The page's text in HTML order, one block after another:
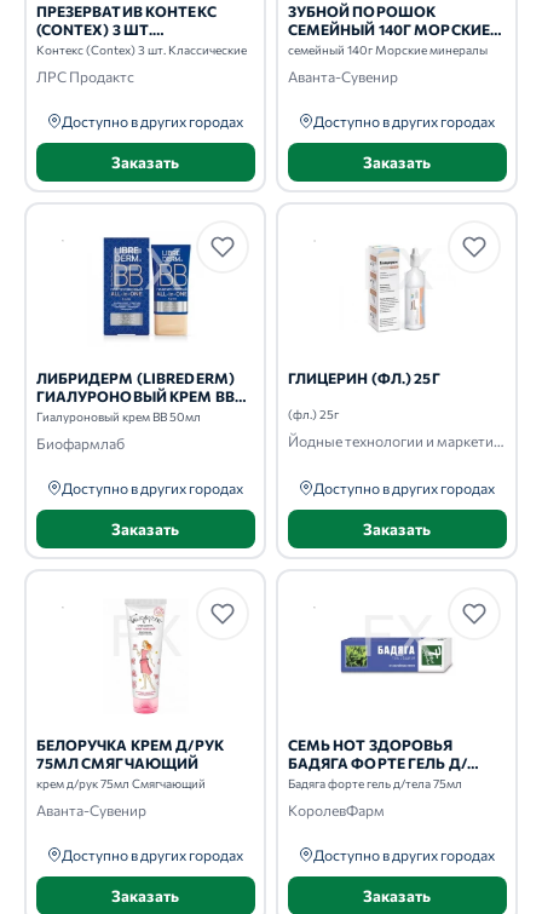
ПРЕЗЕРВАТИВ КОНТЕКС
(CONTEX) 3 ШТ.
КЛАССИЧЕСКИЕ
Контекс (Contex) 3 шт. Классические
ЛРС Продактс
Доступно в других городах
Заказать
ЗУБНОЙ ПОРОШОК
СЕМЕЙНЫЙ 140Г МОРСКИЕ
МИНЕРАЛЫ
семейный 140г Морские минералы
Аванта-Сувенир
Доступно в других городах
Заказать
ЛИБРИДЕРМ (LIBREDERM)
ГИАЛУРОНОВЫЙ КРЕМ BB
50МЛ
Гиалуроновый крем BB 50мл
Биофармлаб
Доступно в других городах
Заказать
ГЛИЦЕРИН (ФЛ.) 25Г
(фл.) 25г
Доступно в других городах
Заказать
БЕЛОРУЧКА КРЕМ Д/РУК
75МЛ СМЯГЧАЮЩИЙ
крем д/рук 75мл Смягчающий
Аванта-Сувенир
Доступно в других городах
Заказать
СЕМЬ НОТ ЗДОРОВЬЯ
БАДЯГА ФОРТЕ ГЕЛЬ Д/
ТЕЛА 75МЛ
Бадяга форте гель д/тела 75мл
КоролевФарм
Доступно в других городах
Заказать